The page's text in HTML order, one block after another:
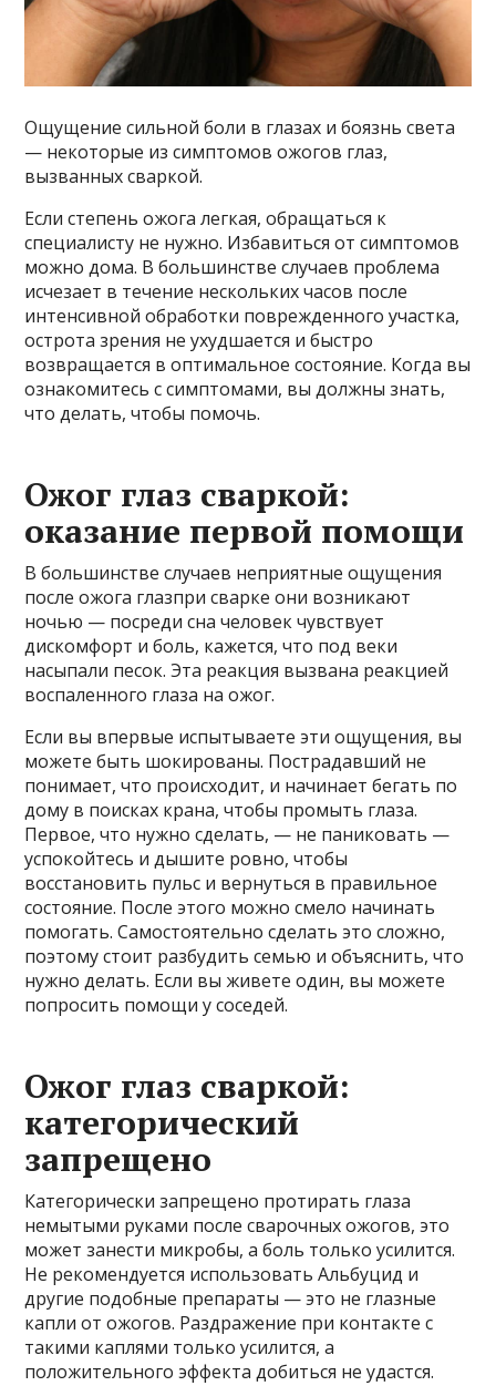
Ощущение сильной боли в глазах и боязнь света
— некоторые из симптомов ожогов глаз,
вызванных сваркой.
Если степень ожога легкая, обращаться к
специалисту не нужно. Избавиться от симптомов
можно дома. В большинстве случаев проблема
исчезает в течение нескольких часов после
интенсивной обработки поврежденного участка,
острота зрения не ухудшается и быстро
возвращается в оптимальное состояние. Когда вы
ознакомитесь с симптомами, вы должны знать,
что делать, чтобы помочь.
Ожог глаз сваркой:
оказание первой помощи
В большинстве случаев неприятные ощущения
после ожога глазпри сварке они возникают
ночью — посреди сна человек чувствует
дискомфорт и боль, кажется, что под веки
насыпали песок. Эта реакция вызвана реакцией
воспаленного глаза на ожог.
Если вы впервые испытываете эти ощущения, вы
можете быть шокированы. Пострадавший не
понимает, что происходит, и начинает бегать по
дому в поисках крана, чтобы промыть глаза.
Первое, что нужно сделать, — не паниковать —
успокойтесь и дышите ровно, чтобы
восстановить пульс и вернуться в правильное
состояние. После этого можно смело начинать
помогать. Самостоятельно сделать это сложно,
поэтому стоит разбудить семью и объяснить, что
нужно делать. Если вы живете один, вы можете
попросить помощи у соседей.
Ожог глаз сваркой:
категорический
запрещено
Категорически запрещено протирать глаза
немытыми руками после сварочных ожогов, это
может занести микробы, а боль только усилится.
Не рекомендуется использовать Альбуцид и
другие подобные препараты — это не глазные
капли от ожогов. Раздражение при контакте с
такими каплями только усилится, а
положительного эффекта добиться не удастся.